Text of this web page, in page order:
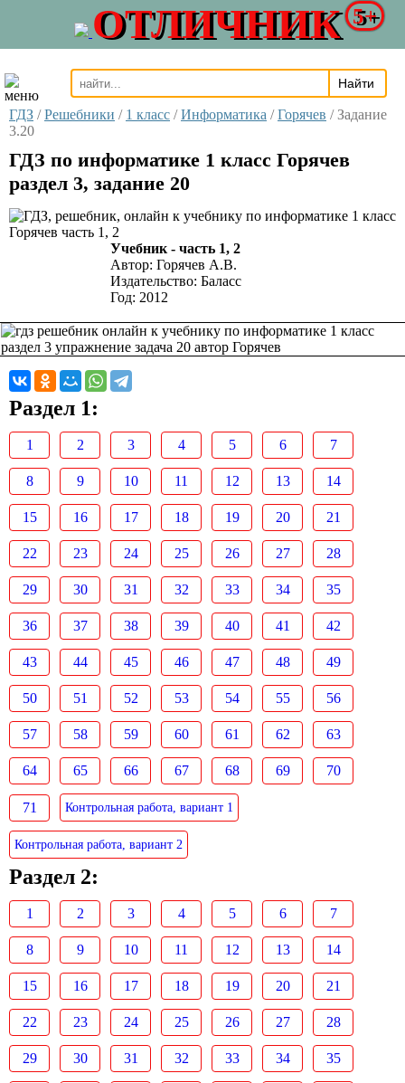
ОТЛИЧНИК 5+
ГДЗ / Решебники / 1 класс / Информатика / Горячев / Задание
3.20
ГДЗ по информатике 1 класс Горячев
раздел 3, задание 20
Учебник - часть 1, 2
Автор: Горячев А.В.
Издательство: Баласс
Год: 2012
Раздел 1:
1 2 3 4 5 6 7
8 9 10 11 12 13 14
15 16 17 18 19 20 21
22 23 24 25 26 27 28
29 30 31 32 33 34 35
36 37 38 39 40 41 42
43 44 45 46 47 48 49
50 51 52 53 54 55 56
57 58 59 60 61 62 63
64 65 66 67 68 69 70
71 Контрольная работа, вариант 1
Контрольная работа, вариант 2
Раздел 2:
1 2 3 4 5 6 7
8 9 10 11 12 13 14
15 16 17 18 19 20 21
22 23 24 25 26 27 28
29 30 31 32 33 34 35